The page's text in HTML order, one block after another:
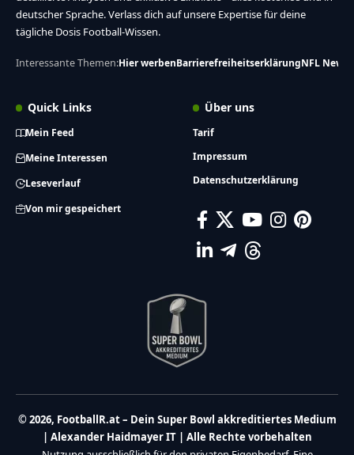
deutscher Sprache. Verlass dich auf unsere Expertise für deine
tägliche Dosis Football-Wissen.
Interessante Themen:Hier werbenBarrierefreiheitserklärungNFL News
Quick Links
Mein Feed
Meine Interessen
Leseverlauf
Von mir gespeichert
Über uns
Tarif
Impressum
Datenschutzerklärung
© 2026, FootballR.at – Dein Super Bowl akkreditiertes Medium
| Alexander Haidmayer IT | Alle Rechte vorbehalten